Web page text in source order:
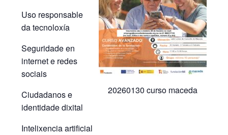
20260130 curso maceda
Uso responsable
da tecnoloxía
Seguridade en
internet e redes
sociais
Ciudadanos e
identidade dixital
Intelixencia artificial